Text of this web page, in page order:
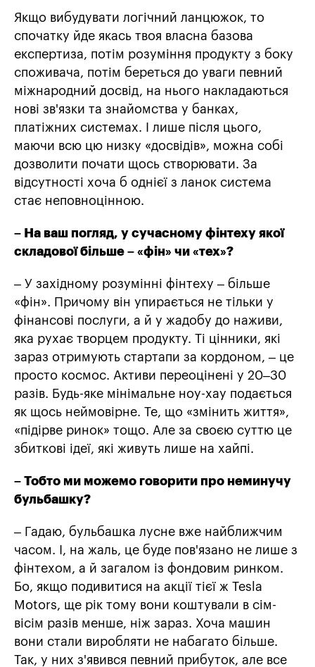
Якщо вибудувати логічний ланцюжок, то
спочатку йде якась твоя власна базова
експертиза, потім розуміння продукту з боку
споживача, потім береться до уваги певний
міжнародний досвід, на нього накладаються
нові зв'язки та знайомства у банках,
платіжних системах. І лише після цього,
маючи всю цю низку «досвідів», можна собі
дозволити почати щось створювати. За
відсутності хоча б однієї з ланок система
стає неповноцінною.
– На ваш погляд, у сучасному фінтеху якої
складової більше – «фін» чи «тех»?
– У західному розумінні фінтеху – більше
«фін». Причому він упирається не тільки у
фінансові послуги, а й у жадобу до наживи,
яка рухає творцем продукту. Ті цінники, які
зараз отримують стартапи за кордоном, – це
просто космос. Активи переоцінені у 20–30
разів. Будь-яке мінімальне ноу-хау подається
як щось неймовірне. Те, що «змінить життя»,
«підірве ринок» тощо. Але за своєю суттю це
збиткові ідеї, які живуть лише на хайпі.
– Тобто ми можемо говорити про неминучу
бульбашку?
– Гадаю, бульбашка лусне вже найближчим
часом. І, на жаль, це буде пов'язано не лише з
фінтехом, а й загалом із фондовим ринком.
Бо, якщо подивитися на акції тієї ж Tesla
Motors, ще рік тому вони коштували в сім-
вісім разів менше, ніж зараз. Хоча машин
вони стали виробляти не набагато більше.
Так, у них з'явився певний прибуток, але все